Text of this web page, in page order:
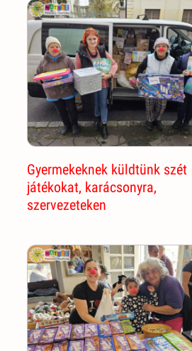
Gyermekeknek küldtünk szét
játékokat, karácsonyra,
szervezeteken